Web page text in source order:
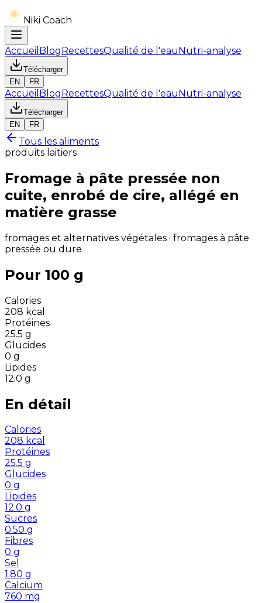
Niki Coach
Accueil BlogRecettesQualité de l'eauNutri-analyse
Télécharger
EN
FR
Accueil BlogRecettesQualité de l'eauNutri-analyse
Télécharger
EN
FR
Tous les aliments
produits laitiers
Fromage à pâte pressée non
cuite, enrobé de cire, allégé en
matière grasse
fromages et alternatives végétales · fromages à pâte
pressée ou dure
Pour 100 g
Calories
208 kcal
Protéines
25.5 g
Glucides
0 g
Lipides
12.0 g
En détail
Calories
208 kcal
Protéines
25.5 g
Glucides
0 g
Lipides
12.0 g
Sucres
0.50 g
Fibres
0 g
Sel
1.80 g
Calcium
760 mg